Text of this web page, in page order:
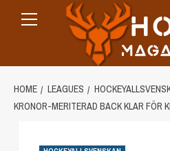
Menu
HOME LEAGUES
KRONOR-MERITERAD BACK KLAR FÖR